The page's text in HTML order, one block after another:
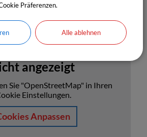
angezeigt
Sie "OpenStreetMap" in Ihren
Einstellungen.
Anpassen
Präferenzen.
Alle ablehnen